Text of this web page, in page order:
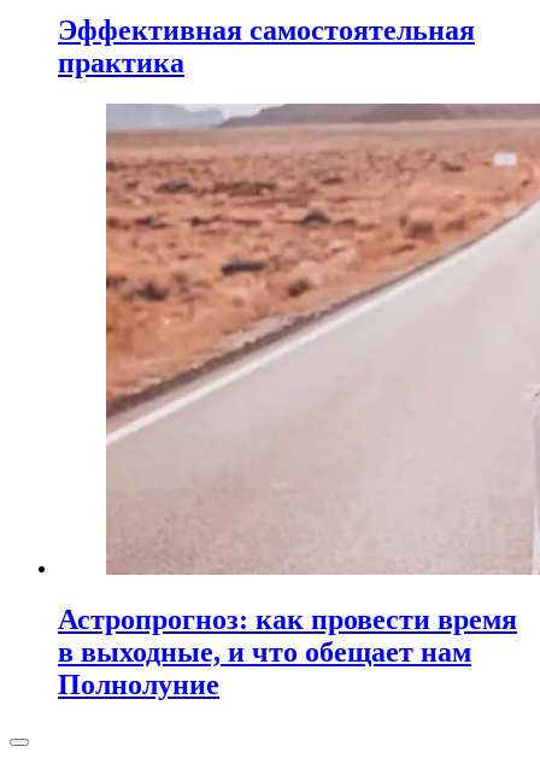
Эффективная самостоятельная
практика
Астропрогноз: как провести время
в выходные, и что обещает нам
Полнолуние